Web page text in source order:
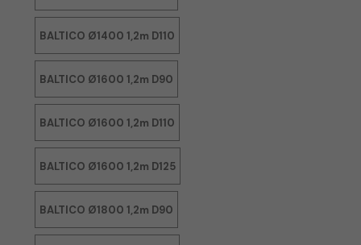
BALTICO Ø1400 1,2m D110
BALTICO Ø1600 1,2m D90
BALTICO Ø1600 1,2m D110
BALTICO Ø1600 1,2m D125
BALTICO Ø1800 1,2m D90